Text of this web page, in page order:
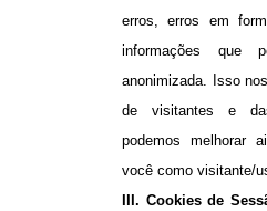
erros, erros em
informações que
anonimizada. Isso
de visitantes e
podemos melhorar
você como visitante/
III. Cookies de